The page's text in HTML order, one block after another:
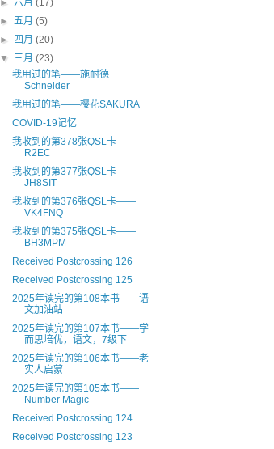
►六月(17)
►五月(5)
►
四月(20)
▼三月(23)
我用过的笔——施耐德
Schneider
我用过的笔——樱花SAKURA
COVID-19记忆
我收到的第378张QSL卡——
R2EC
我收到的第377张QSL卡——
JH8SIT
我收到的第376张QSL卡——
VK4FNQ
我收到的第375张QSL卡——
BH3MPM
Received Postcrossing 126
Received Postcrossing 125
2025年读完的第108本书——语
文加油站
2025年读完的第107本书——学
而思培优，语文，7级下
2025年读完的第106本书——老
实人启蒙
2025年读完的第105本书——
Number Magic
Received Postcrossing 124
Received Postcrossing 123